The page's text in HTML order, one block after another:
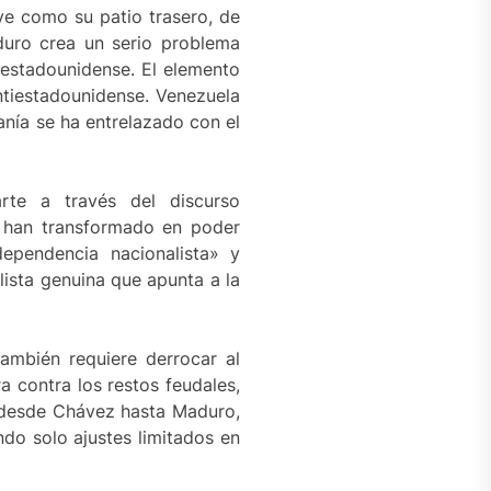
como su patio trasero, de
crea un serio problema
El elemento
Venezuela
se ha entrelazado con el
a través del discurso
transformado en poder
nacionalista» y
genuina que apunta a la
requiere derrocar al
contra los restos feudales,
Chávez hasta Maduro,
solo ajustes limitados en